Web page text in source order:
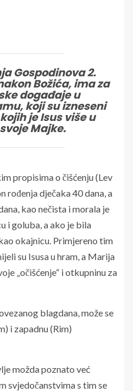
Gospodinova 2.
Bo­žića, ima za
događaje u
koji su izneseni
je Isus više u
Majke.
propisima o čišćenju (Lev
rođenja dječaka 40 dana, a
kao nečista i morala je
i goluba, a ako je bila
okajnicu. Primjereno tim
su Isusa u hram, a Marija
„očišćenje“ i otkupninu za
blagdana, može se
i zapadnu (Rim)
možda poznato već
svjedočanstvima s tim se